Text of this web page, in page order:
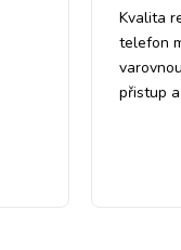
Kvalita
telefon
přistup